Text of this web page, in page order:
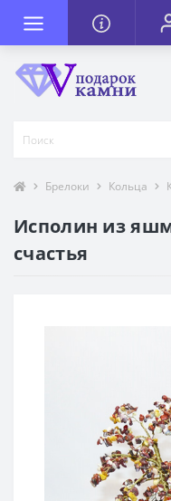
Брелоки Кольца
Исполин из
счастья